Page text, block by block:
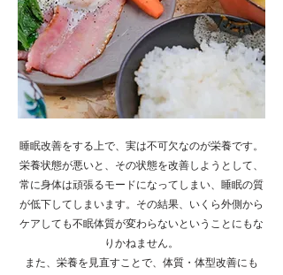
睡眠改善をする上で、実は不可欠なのが栄養です。
栄養状態が悪いと、その状態を改善しようとして、
常に身体は頑張るモードになってしまい、睡眠の質
が低下してしまいます。その結果、いくら外側から
ケアしても不眠体質が変わらないということにもな
りかねません。
また、栄養を見直すことで、体質・体型改善にも